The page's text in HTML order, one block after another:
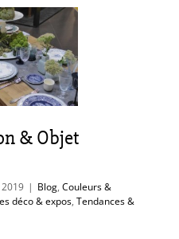
& Objet
| Blog, Couleurs &
déco & expos, Tendances &